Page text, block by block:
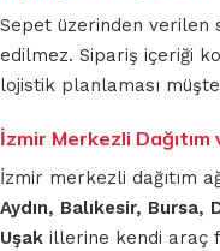
Sepet üzerinden
edilmez. Sipariş içeriği
lojistik planlaması
İzmir Merkezli
İzmir merkezli dağıtım
Aydın, Balıkesir,
Uşak illerine kendi araç